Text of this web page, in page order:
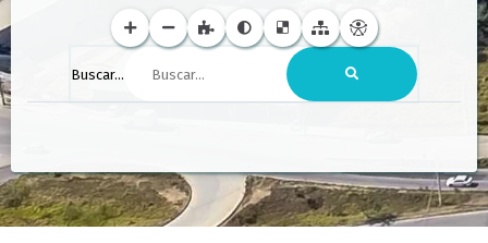
Buscar...